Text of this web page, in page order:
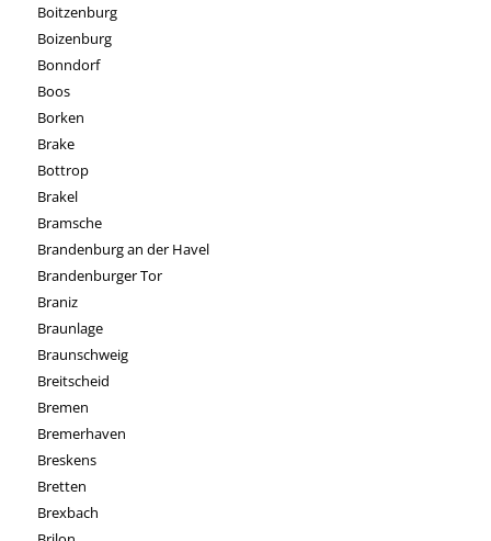
Boitzenburg
Boizenburg
Bonndorf
Boos
Borken
Brake
Bottrop
Brakel
Bramsche
Brandenburg an der Havel
Brandenburger Tor
Braniz
Braunlage
Braunschweig
Breitscheid
Bremen
Bremerhaven
Breskens
Bretten
Brexbach